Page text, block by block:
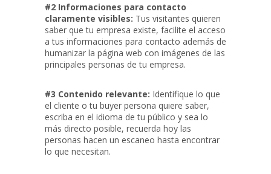
#2 Informaciones para contacto
claramente visibles: Tus visitantes quieren
saber que tu empresa existe, facilite el acceso
a tus informaciones para contacto además de
humanizar la página web con imágenes de las
principales personas de tu empresa.
#3 Contenido relevante: Identifique lo que
el cliente o tu buyer persona quiere saber,
escriba en el idioma de tu público y sea lo
más directo posible, recuerda hoy las
personas hacen un escaneo hasta encontrar
lo que necesitan.